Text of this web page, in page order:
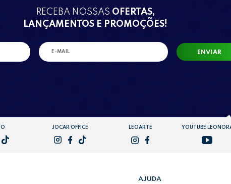
RECEBA NOSSAS OFERTAS,
LANÇAMENTOS E PROMOÇÕES!
ENVIAR
JOCAR OFFICE LEOARTE YOUTUBE
AJUDA